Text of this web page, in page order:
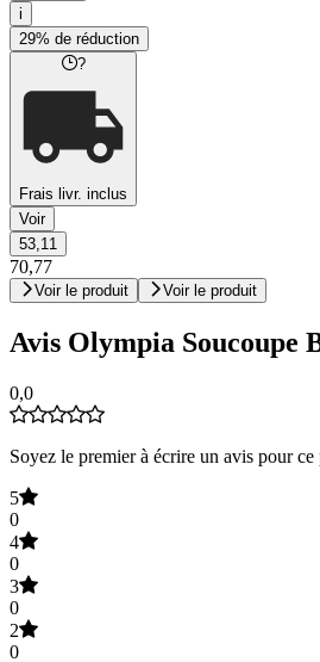
i
29% de réduction
?
Frais livr. inclus
Voir
53,11
70,77
Voir le produit Voir le produit
Avis Olympia Soucoupe
0,0
Soyez le premier à écrire un avis pour
5
0
4
0
3
0
2
0